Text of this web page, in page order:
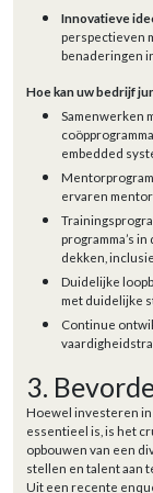
Innovatieve
perspectieven
benaderingen
Hoe kan uw bedrijf
Samenwerken
embedded
ervaren
programma’s
dekken,
Duidelijke
met duidelijke
Continue
3.
Hoewel investeren
essentieel is, is het
opbouwen van een
stellen en talent aan
Uit een recente